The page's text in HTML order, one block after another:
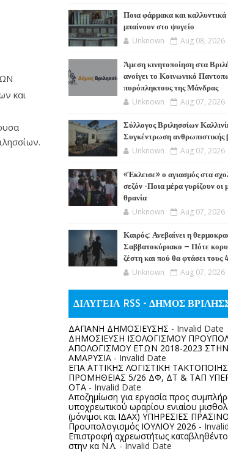
και
Ποια φάρμακα και καλλυντικά
μπαίνουν στο ψυγείο
Unknown Aug 08, 2026
Άμεση κινητοποίηση στα
ανοίγει το Κοινωνικό
πυρόπληκτους της Μάνδρας
Unknown Aug 07, 2026
Σύλλογος Βριλησσίων
Συγκέντρωση ανθρωπιστικής
Unknown Aug 07, 2026
«Έκλεισε» ο αγιασμός στα
σεζόν -Ποια μέρα γυρίζουν οι
θρανία
Unknown Aug 07, 2026
Καιρός: Ανεβαίνει η
Σαββατοκύριακο – Πότε
ζέστη και πού θα φτάσει τους
Unknown Aug 07, 2026
ΔΙΑΥΓΕΙΑ RSS - ΔΗΜΟΣ
ΔΑΠΑΝΗ ΔΗΜΟΣΙΕΥΣΗΣ - Invalid Date
ΔΗΜΟΣΙΕΥΣΗ ΙΣΟΛΟΓΙΣΜΟΥ
ΑΠΟΛΟΓΙΣΜΟΥ ΕΤΩΝ 2018-2023 ΣΤΗΝ
ΑΜΑΡΥΣΙΑ - Invalid Date
ΕΠΑ ΑΤΤΙΚΗΣ ΛΟΓΙΣΤΙΚΗ
ΠΡΟΜΗΘΕΙΑΣ 5/26 ΔΦ, ΔΤ & ΤΑΠ
ΟΤΑ - Invalid Date
Αποζημίωση για εργασία προς
υποχρεωτικού ωραρίου ενιαίου
(μόνιμοι και ΙΔΑΧ) ΥΠΗΡΕΣΙΕΣ
Προυπολογισμός ΙΟΥΛΙΟΥ 2026 -
Επιστροφή αχρεωστήτως
στην κα Ν.Λ. - Invalid Date